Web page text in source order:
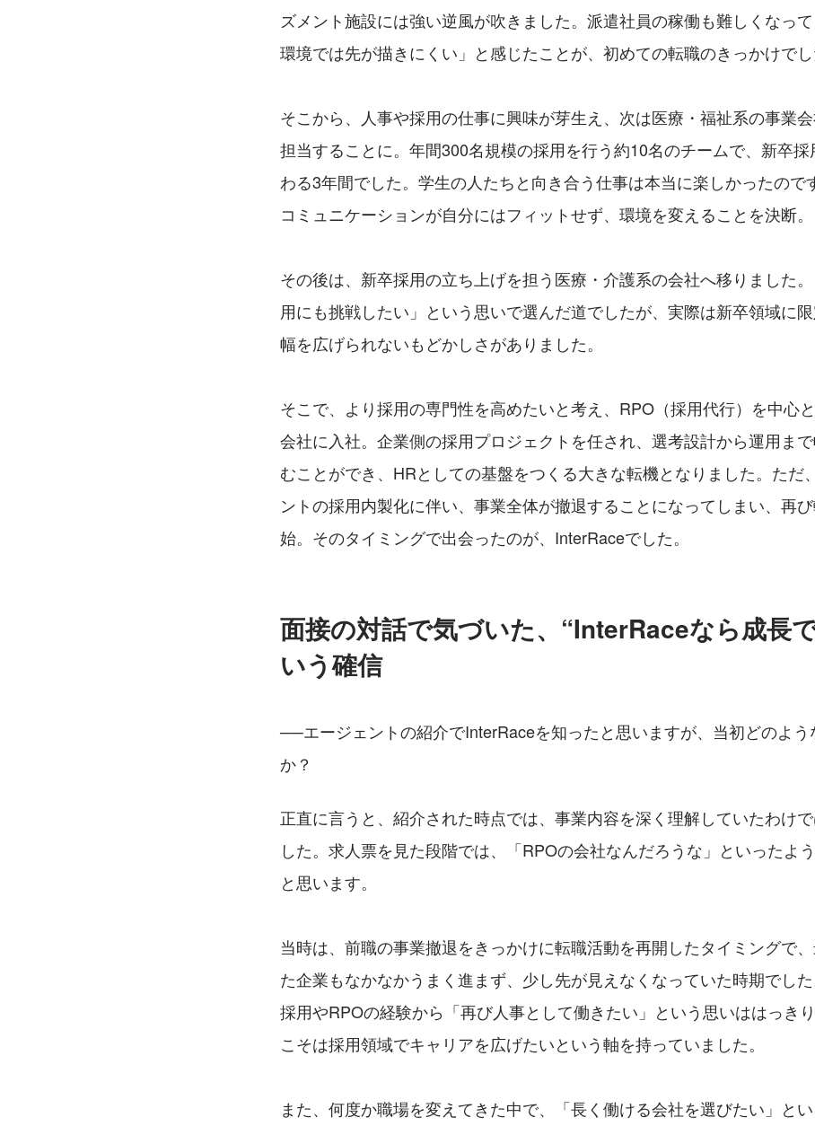
ズメント施設には強い逆風が吹きました。派遣社員の稼働も難しくなっ
環境では先が描きにくい」と感じたことが、初めての転職のきっかけでし
そこから、人事や採用の仕事に興味が芽生え、次は医療・福祉系の事業
担当することに。年間300名規模の採用を行う約10名のチームで、新卒
わる3年間でした。学生の人たちと向き合う仕事は本当に楽しかったので
コミュニケーションが自分にはフィットせず、環境を変えることを決断。
その後は、新卒採用の立ち上げを担う医療・介護系の会社へ移りました
用にも挑戦したい」という思いで選んだ道でしたが、実際は新卒領域に
幅を広げられないもどかしさがありました。
そこで、より採用の専門性を高めたいと考え、RPO（採用代行）を中心
会社に入社。企業側の採用プロジェクトを任され、選考設計から運用ま
むことができ、HRとしての基盤をつくる大きな転機となりました。ただ
ントの採用内製化に伴い、事業全体が撤退することになってしまい、再
始。そのタイミングで出会ったのが、InterRaceでした。
面接の対話で気づいた、“InterRaceなら成長
いう確信
──エージェントの紹介でInterRaceを知ったと思いますが、当初どのよう
か？
正直に言うと、紹介された時点では、事業内容を深く理解していたわけ
した。求人票を見た段階では、「RPOの会社なんだろうな」といったよ
と思います。
当時は、前職の事業撤退をきっかけに転職活動を再開したタイミングで
た企業もなかなかうまく進まず、少し先が見えなくなっていた時期でし
採用やRPOの経験から「再び人事として働きたい」という思いははっき
こそは採用領域でキャリアを広げたいという軸を持っていました。
また、何度か職場を変えてきた中で、「長く働ける会社を選びたい」と